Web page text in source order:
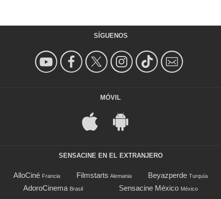
SÍGUENOS
MÓVIL
SENSACINE EN EL EXTRANJERO
AlloCiné Francia Filmstarts Alemania Beyazperde Turquía
AdoroCinema Brasil Sensacine México México